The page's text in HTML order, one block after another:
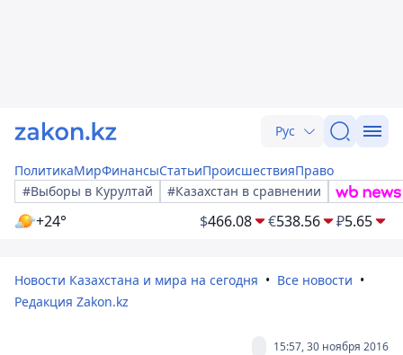
Рус
ПолитикаМирФинансыСтатьиПроисшествияПраво
#Выборы в Курултай
#Казахстан в сравнении
+24° $466.08 €538.56 ₽5.65
Новости Казахстана и мира на сегодня
Все новости
Редакция Zakon.kz
15:57, 30 ноября 2016